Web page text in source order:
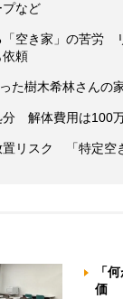
など
空き家」の苦労
依頼
た樹木希林さんの
分 解体費用は100
置リスク 「特定空
「
価